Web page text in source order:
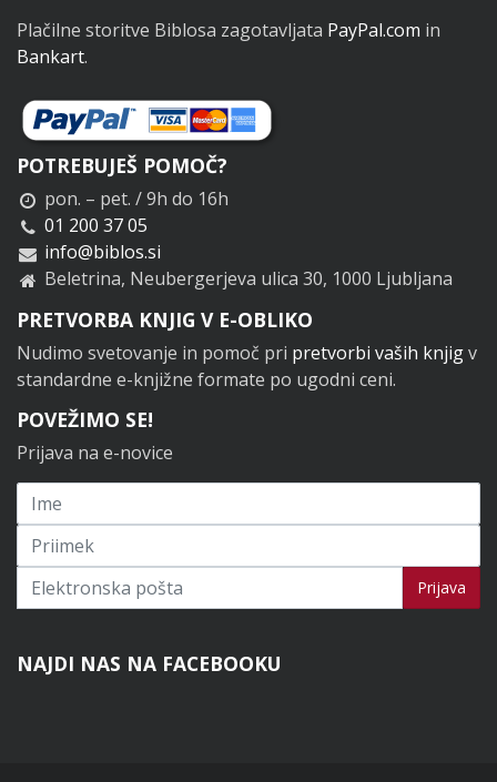
Plačilne storitve Biblosa zagotavljata PayPal.com in
Bankart.
POTREBUJEŠ POMOČ?
pon. – pet. / 9h do 16h
01 200 37 05
info@biblos.si
Beletrina, Neubergerjeva ulica 30, 1000 Ljubljana
PRETVORBA KNJIG V E-OBLIKO
Nudimo svetovanje in pomoč pri pretvorbi vaših knjigv
standardne e-knjižne formate po ugodni ceni.
POVEŽIMO SE!
Prijava na e-novice
Prijavi se na novice Prijava
NAJDI NAS NA FACEBOOKU